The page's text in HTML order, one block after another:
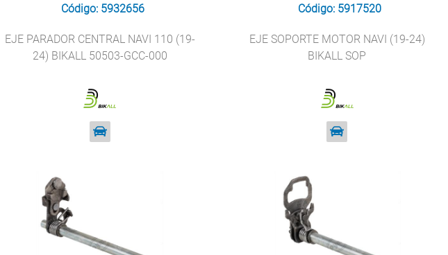
Código: 5932656
EJE PARADOR CENTRAL NAVI 110 (19-
24) BIKALL 50503-GCC-000
Código: 5917520
EJE SOPORTE MOTOR NAVI (19-24)
BIKALL SOP